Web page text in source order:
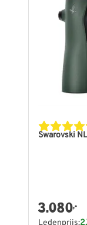
Swarovski
3.080,-